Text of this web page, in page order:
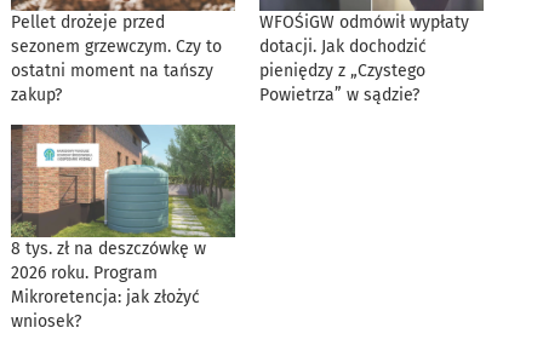
Pellet drożeje przed
sezonem grzewczym. Czy to
ostatni moment na tańszy
zakup?
WFOŚiGW odmówił wypłaty
dotacji. Jak dochodzić
pieniędzy z „Czystego
Powietrza” w sądzie?
8 tys. zł na deszczówkę w
2026 roku. Program
Mikroretencja: jak złożyć
wniosek?